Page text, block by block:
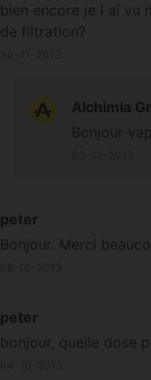
bien encore je l ai vu
de filtration?
Alchimia
Bonjour
peter
Bonjour. Merci
peter
bonjour, quelle dose